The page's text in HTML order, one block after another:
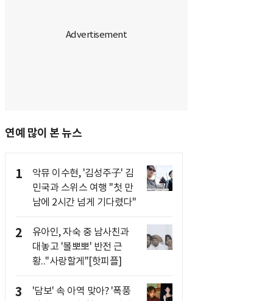
연예 많이 본 뉴스
1
악뮤 이수현, '김성주子' 김
민국과 스위스 여행 "첫 만
남에 2시간 넘게 기다렸다"
2
유아인, 자숙 중 남사친과
대놓고 '볼뽀뽀' 반전 근
황.."사랑할게"[핫피플]
3
'담보' 속 아역 맞아? '폭풍